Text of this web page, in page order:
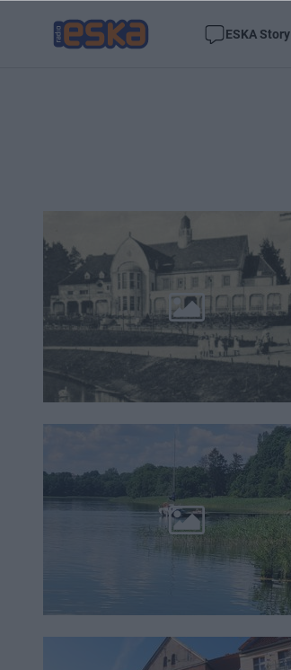
ESKA Story